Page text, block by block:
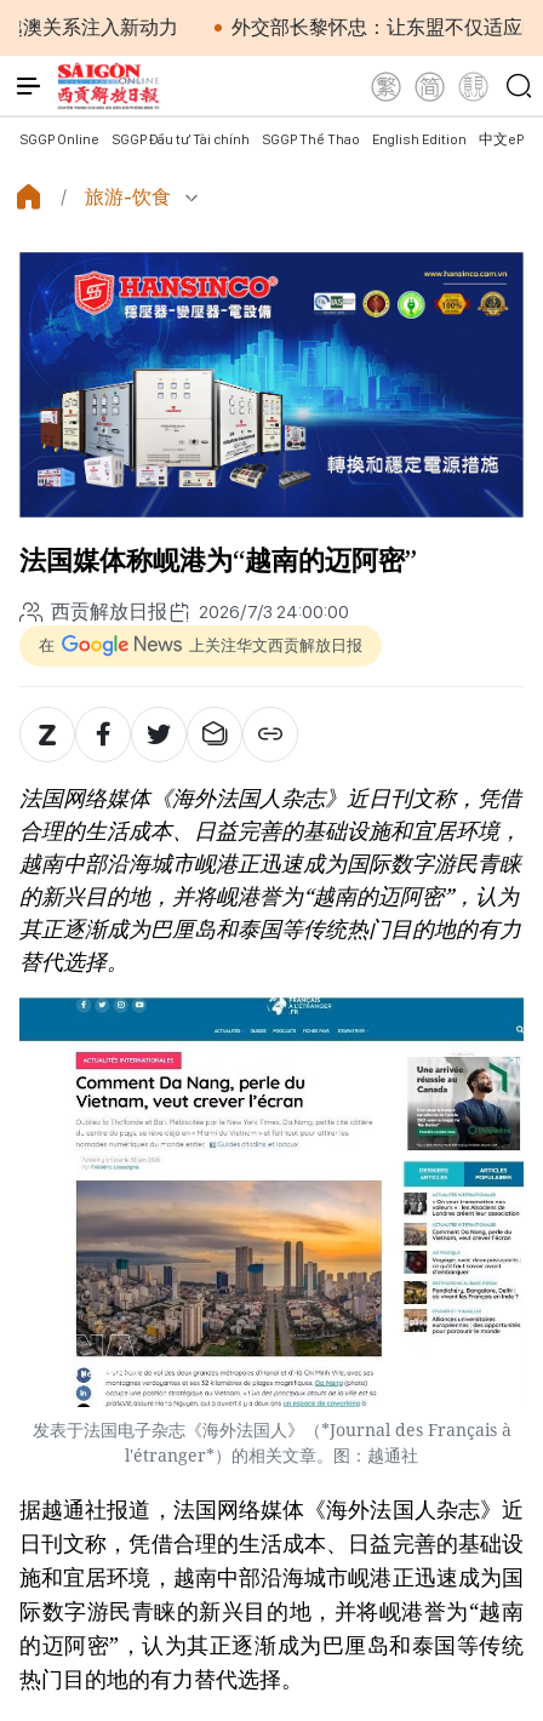
系注入新动力 外交部长黎怀忠：让东盟不仅适应时代
SGGP Online SGGP Đầu tư Tài chính SGGP Thể Thao English Edition 中文
旅游-饮食
法国媒体称岘港为“越南的迈阿密”
西贡解放日报 2026/7/3 24:00:00
在 上关注华文西贡解放日报
法国网络媒体《海外法国人杂志》近日刊文称，凭借
合理的生活成本、日益完善的基础设施和宜居环境，
越南中部沿海城市岘港正迅速成为国际数字游民青睐
的新兴目的地，并将岘港誉为“越南的迈阿密”，认为
其正逐渐成为巴厘岛和泰国等传统热门目的地的有力
替代选择。
发表于法国电子杂志《海外法国人》（*Journal des Français à
l'étranger*）的相关文章。图：越通社
据越通社报道，法国网络媒体《海外法国人杂志》近
日刊文称，凭借合理的生活成本、日益完善的基础设
施和宜居环境，越南中部沿海城市岘港正迅速成为国
际数字游民青睐的新兴目的地，并将岘港誉为“越南
的迈阿密”，认为其正逐渐成为巴厘岛和泰国等传统
热门目的地的有力替代选择。